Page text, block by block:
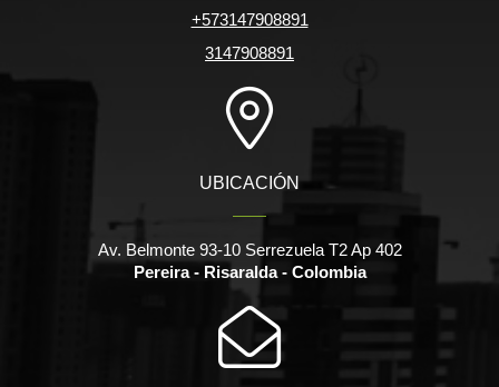
+573147908891
3147908891
UBICACIÓN
Av. Belmonte 93-10 Serrezuela T2 Ap 402
Pereira - Risaralda - Colombia